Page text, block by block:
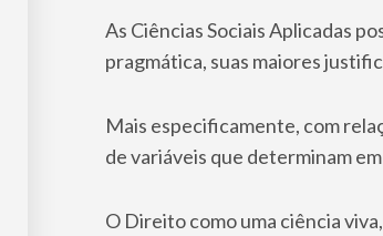
As Ciências Sociais Aplicadas
pragmática, suas maiores
Mais especificamente, com
de variáveis que determinam
O Direito como uma ciência